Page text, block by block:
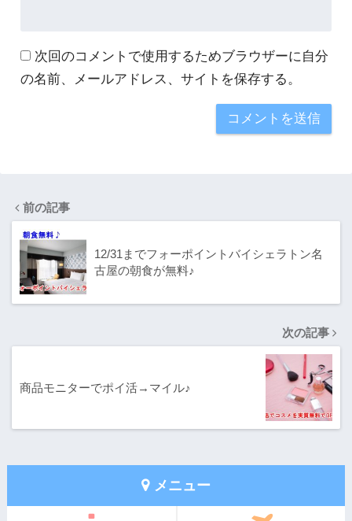
次回のコメントで使用するためブラウザーに自分
の名前、メールアドレス、サイトを保存する。
前の記事
12/31までフォーポイントバイシェラトン名
古屋の朝食が無料♪
次の記事
商品モニターでポイ活→マイル♪
メニュー